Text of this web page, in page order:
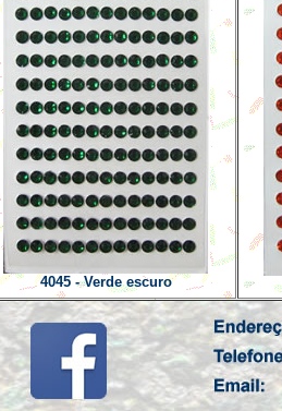
4045 - Verde escuro